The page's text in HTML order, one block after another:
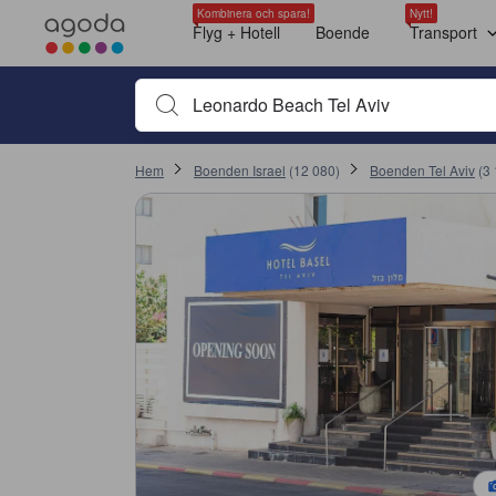
Kombinera och spara!
Flyg + Hotell Boende
Nytt!
Transport
Börja skriva boendets namn eller nyckelord för att
Hem Boenden Israel (12 080) Boenden Tel Aviv (3